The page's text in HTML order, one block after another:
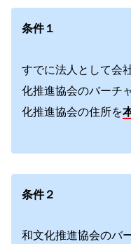
条件１
すでに法人として会
化推進協会のバーチ
化推進協会の住所を
条件２
和文化推進協会のバ